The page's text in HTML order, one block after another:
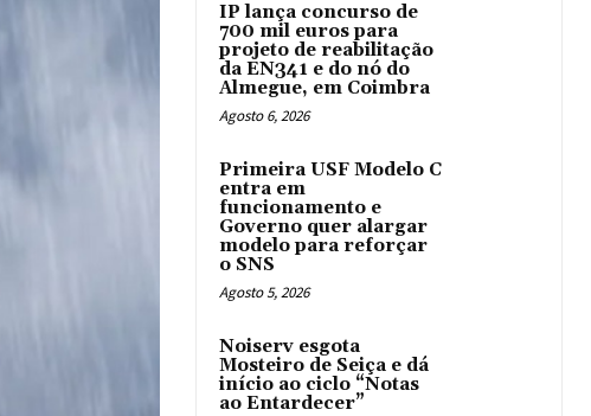
IP lança concurso de
700 mil euros para
projeto de reabilitação
da EN341 e do nó do
Almegue, em Coimbra
Agosto 6, 2026
Primeira USF Modelo C
entra em
funcionamento e
Governo quer alargar
modelo para reforçar
o SNS
Agosto 5, 2026
Noiserv esgota
Mosteiro de Seiça e dá
início ao ciclo “Notas
ao Entardecer”